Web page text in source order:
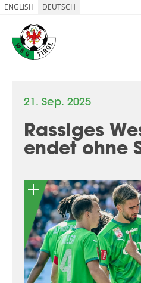
ENGLISH DEUTSCH
21. Sep. 2025
Rassiges
endet ohne